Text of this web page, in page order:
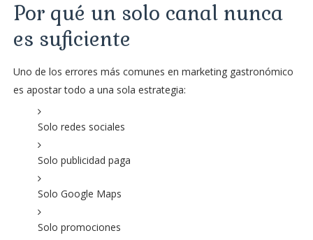
Por qué un solo canal nunca
es suficiente
Uno de los errores más comunes en marketing gastronómico
es apostar todo a una sola estrategia:
Solo redes sociales
Solo publicidad paga
Solo Google Maps
Solo promociones